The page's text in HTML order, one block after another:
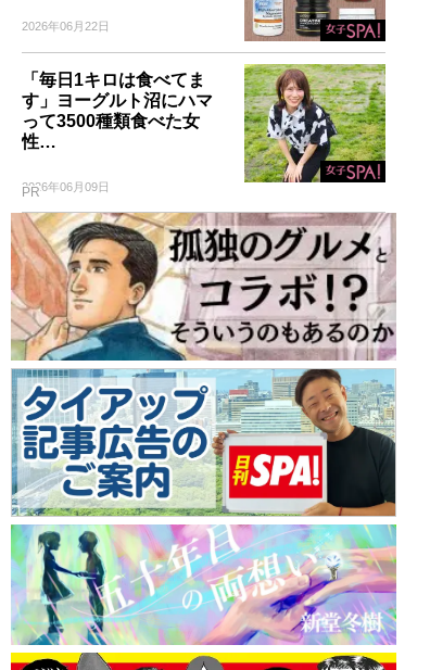
2026年06月22日
「毎日1キロは食べてま
す」ヨーグルト沼にハマ
って3500種類食べた女
性…
2026年06月09日
PR